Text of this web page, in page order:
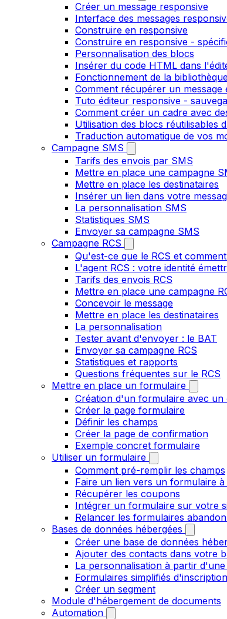
Créer un message responsive
Interface des messages
Construire en responsive
Construire en responsive -
Personnalisation des blocs
Insérer du code HTML dans
Fonctionnement de la
Comment récupérer un
Tuto éditeur responsive -
Comment créer un cadre avec
Utilisation des blocs réutilisables
Traduction automatique de vos
Campagne SMS
Tarifs des envois par SMS
Mettre en place une campagne
Mettre en place les destinataires
Insérer un lien dans votre
La personnalisation SMS
Statistiques SMS
Envoyer sa campagne SMS
Campagne RCS
Qu'est-ce que le RCS et
L'agent RCS : votre identité
Tarifs des envois RCS
Mettre en place une campagne
Concevoir le message
Mettre en place les destinataires
La personnalisation
Tester avant d'envoyer : le BAT
Envoyer sa campagne RCS
Statistiques et rapports
Questions fréquentes sur le RCS
Mettre en place un formulaire
Création d'un formulaire avec un
Créer la page formulaire
Définir les champs
Créer la page de confirmation
Exemple concret formulaire
Utiliser un formulaire
Comment pré-remplir les champs
Faire un lien vers un formulaire
Récupérer les coupons
Intégrer un formulaire sur votre
Relancer les formulaires
Bases de données hébergées
Créer une base de données
Ajouter des contacts dans votre
La personnalisation à partir
Formulaires simplifiés
Créer un segment
Module d'hébergement de documents
Automation